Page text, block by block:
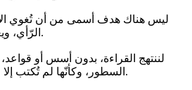
ليس هناك هدف أسمى من أن تُغوي
الرّأي، ويعلو الشأن، وتحتدم الحكمة.
لننتهج القراءة، بدون أسس أو
السطور، وكأنّها لم تُكتب إلا لك، وتناول الفصول بعينيك.